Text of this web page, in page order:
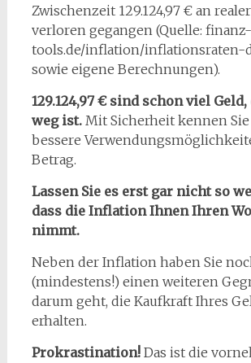
Zwischenzeit 129.124,97 € an
verloren gegangen (Quelle: finanz-
tools.de/inflation/inflationsraten-
sowie eigene Berechnungen).
129.124,97 € sind schon viel
weg ist.Mit Sicherheit kennen
bessere
Betrag.
Lassen Sie es erst gar nicht so
dass die Inflation Ihnen Ihren
nimmt.
Neben der Inflation haben Sie
(mindestens!) einen weiteren
darum geht, die Kaufkraft Ihres
erhalten.
Prokrastination!Das ist die